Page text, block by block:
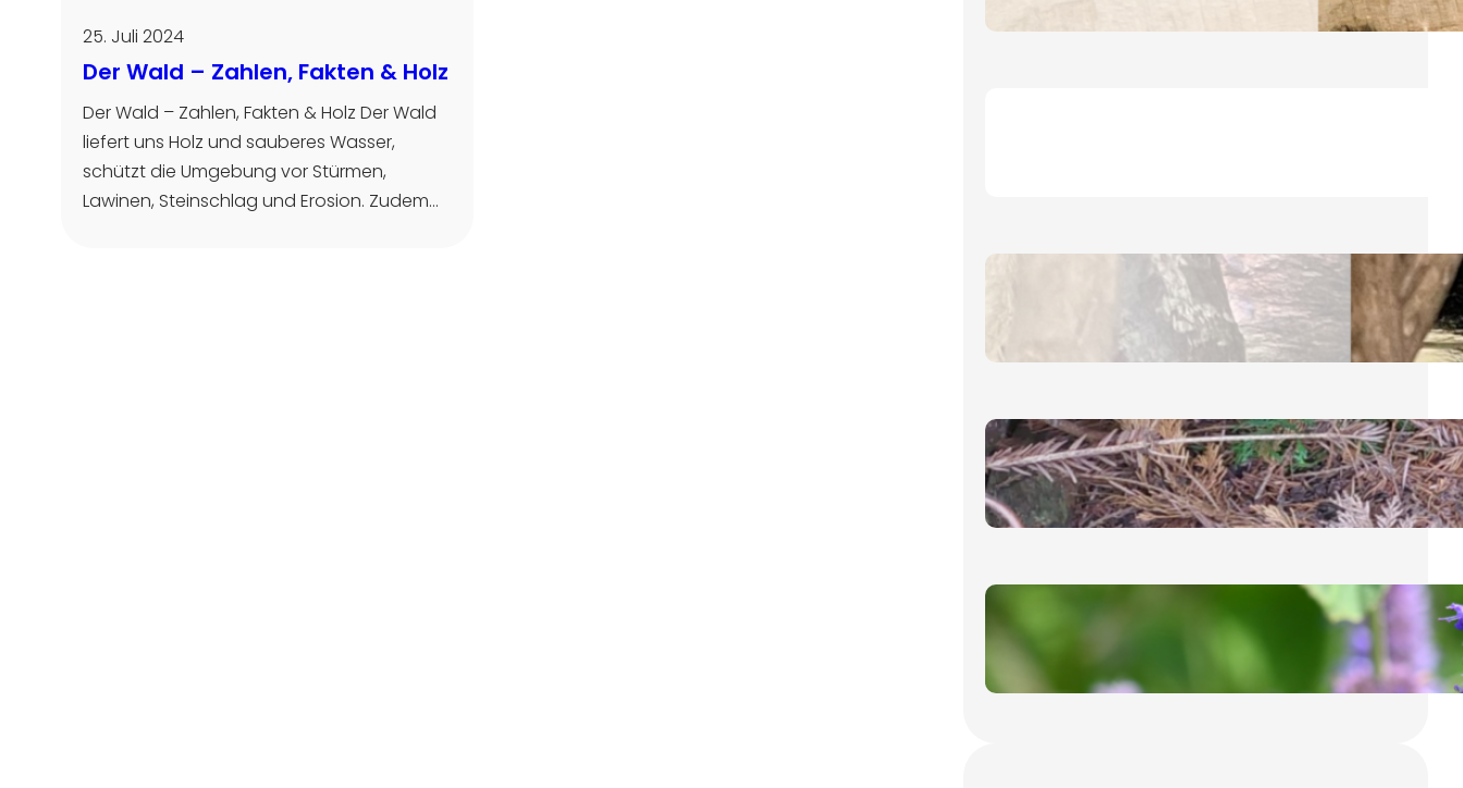
25. Juli 2024
Der Wald – Zahlen, Fakten & Holz
Der Wald – Zahlen, Fakten & Holz Der Wald
liefert uns Holz und sauberes Wasser,
schützt die Umgebung vor Stürmen,
Lawinen, Steinschlag und Erosion. Zudem…
Eichhörnchen – Allgemeines
12. Dezember 2024
Igel – Schlafmöglichkeiten im
Garten
19. November 2024
Ysop, lat. Hyssopus Officinalis
7. November 2024